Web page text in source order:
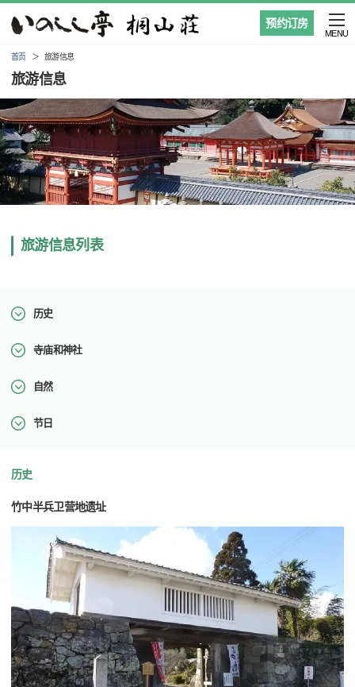
预约订房
MENU
首页 旅游信息
旅游信息
旅游信息列表
历史
寺庙和神社
自然
节日
历史
竹中半兵卫营地遗址